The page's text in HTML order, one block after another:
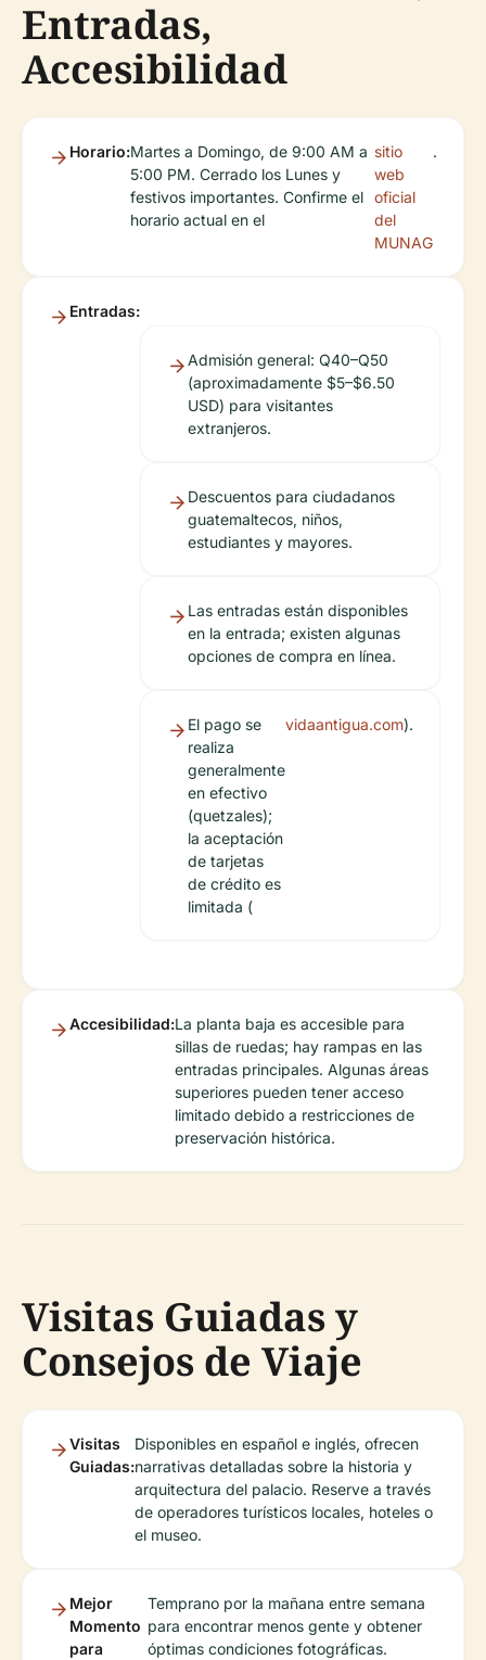
Entradas,
Accesibilidad
Horario:Martes a Domingo, de 9:00 AM a
5:00 PM. Cerrado los Lunes y
festivos importantes. Confirme el
horario actual en el
sitio
web
oficial
del
MUNAG
.
Entradas:
Admisión general: Q40–Q50
(aproximadamente $5–$6.50
USD) para visitantes
extranjeros.
Descuentos para ciudadanos
guatemaltecos, niños,
estudiantes y mayores.
Las entradas están disponibles
en la entrada; existen algunas
opciones de compra en línea.
El pago se
realiza
generalmente
en efectivo
(quetzales);
la aceptación
de tarjetas
de crédito es
limitada (
vidaantigua.com).
Accesibilidad:La planta baja es accesible para
sillas de ruedas; hay rampas en las
entradas principales. Algunas áreas
superiores pueden tener acceso
limitado debido a restricciones de
preservación histórica.
Visitas Guiadas y
Consejos de Viaje
Visitas
Guiadas:
Disponibles en español e inglés, ofrecen
narrativas detalladas sobre la historia y
arquitectura del palacio. Reserve a través
de operadores turísticos locales, hoteles o
el museo.
Mejor
Momento
para
Temprano por la mañana entre semana
para encontrar menos gente y obtener
óptimas condiciones fotográficas.